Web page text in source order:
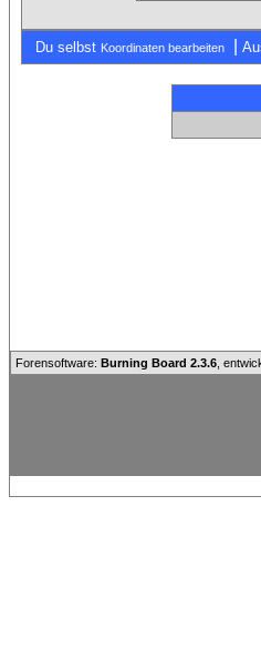
Du selbst Koordinaten bearbeiten
Forensoftware: Burning Board 2.3.6 ,